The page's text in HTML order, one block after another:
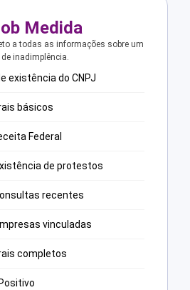
Medida
a todas as informações sobre um
inadimplência.
existência do CNPJ
básicos
Federal
de protestos
recentes
vinculadas
completos